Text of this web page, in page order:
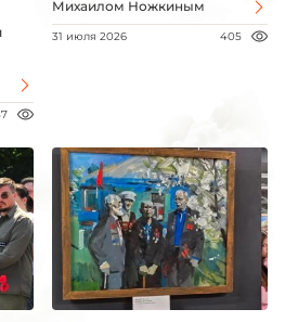
Михаилом Ножкиным
31 июля 2026 405